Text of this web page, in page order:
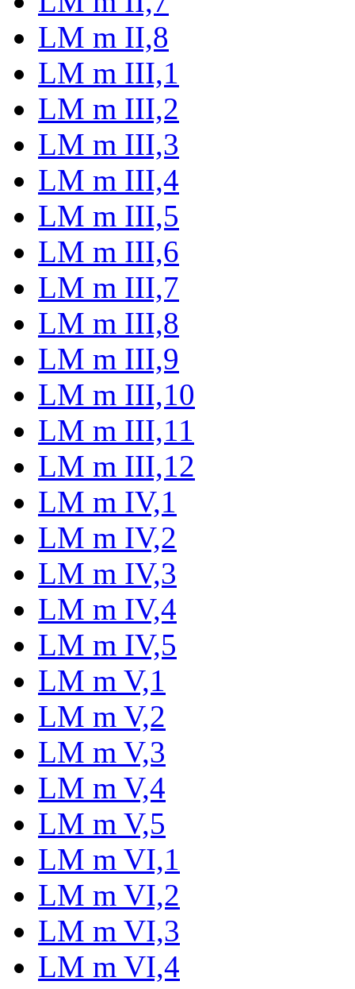
LM m II,8
LM m III,1
LM m III,2
LM m III,3
LM m III,4
LM m III,5
LM m III,6
LM m III,7
LM m III,8
LM m III,9
LM m III,10
LM m III,11
LM m III,12
LM m IV,1
LM m IV,2
LM m IV,3
LM m IV,4
LM m IV,5
LM m V,1
LM m V,2
LM m V,3
LM m V,4
LM m V,5
LM m VI,1
LM m VI,2
LM m VI,3
LM m VI,4